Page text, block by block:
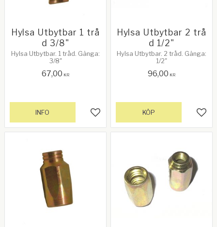
Hylsa Utbytbar 1 trå
d 3/8"
Hylsa Utbytbar. 1 tråd. Gänga:
3/8"
67,00 KR
Lägg till i favoriter
INFO
Hylsa Utbytbar 2 trå
d 1/2"
Hylsa Utbytbar. 2 tråd. Gänga:
1/2"
96,00 KR
KÖP